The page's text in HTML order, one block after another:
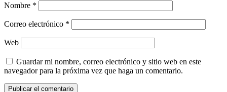
Nombre *
Correo electrónico *
Web
Guardar mi nombre, correo electrónico y sitio web en este
navegador para la próxima vez que haga un comentario.